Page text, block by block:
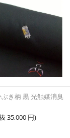
き柄 黒 光触媒消臭
35,000 円)